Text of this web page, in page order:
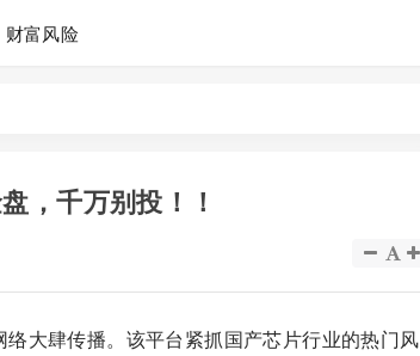
财富风险
，千万别投！！
大肆传播。该平台紧抓国产芯片行业的热门风